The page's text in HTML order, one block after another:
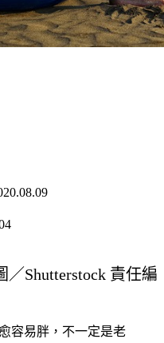
Shutterstock 責任編
容易胖，不一定是老